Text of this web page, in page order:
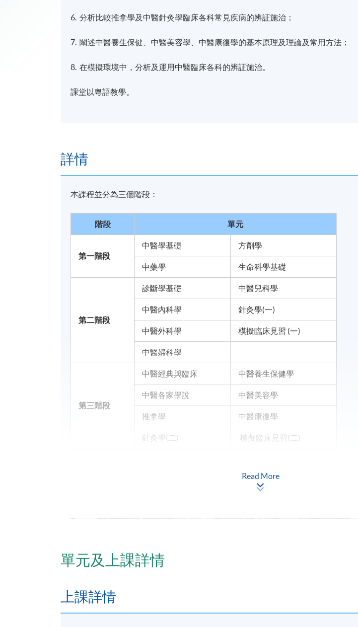
6. 分析比較推拿學及中醫針灸學臨床各科常見疾病的辨証施治；
7. 闡述中醫養生保健、中醫美容學、中醫康復學的基本原理及理論及常用方法；
8. 在模擬環境中，分析及運用中醫臨床各科的辨証施治。
課堂以粵語教學。
詳情
本課程並分為三個階段：
階段 單元
第一階段
中醫學基礎 方劑學
中藥學 生命科學基礎
第二階段
診斷學基礎 中醫兒科學
中醫內科學 針灸學(一)
中醫外科學 模擬臨床見習 (一)
中醫婦科學
第三階段
中醫經典與臨床 中醫養生保健學
中醫各家學說 中醫美容學
推拿學 中醫康復學
針灸學(二) 模擬臨床見習(二)
達100%），通過所有考核及考試，並取得合格成績，可獲頒發「中醫學高等文憑
報名代碼 2445-CM018A
Read More
單元及上課詳情
上課詳情